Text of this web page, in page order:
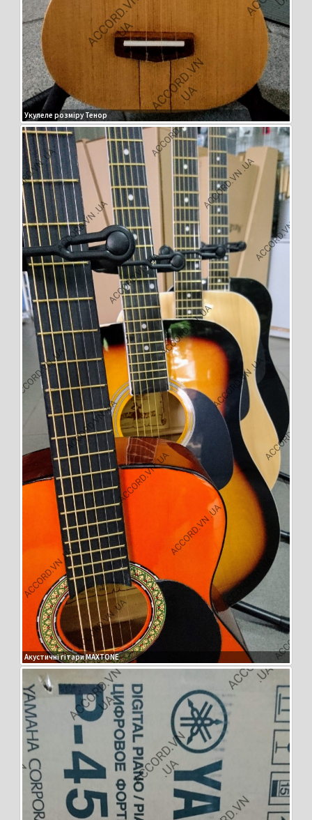
Укулеле розміру Тенор
Акустичні гітари MAXTONE